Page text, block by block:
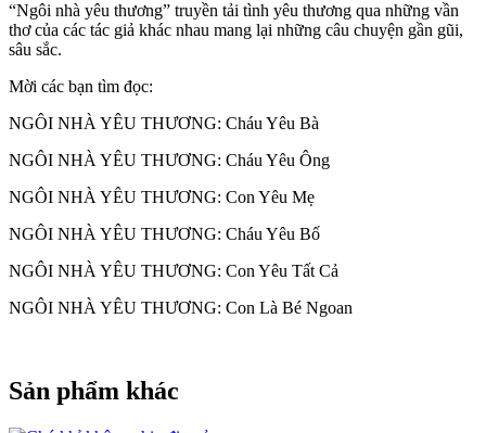
“Ngôi nhà yêu thương” truyền tải tình yêu thương qua những vần
thơ của các tác giả khác nhau mang lại những câu chuyện gần gũi,
sâu sắc.
Mời các bạn tìm đọc:
NGÔI NHÀ YÊU THƯƠNG: Cháu Yêu Bà
NGÔI NHÀ YÊU THƯƠNG: Cháu Yêu Ông
NGÔI NHÀ YÊU THƯƠNG: Con Yêu Mẹ
NGÔI NHÀ YÊU THƯƠNG: Cháu Yêu Bố
NGÔI NHÀ YÊU THƯƠNG: Con Yêu Tất Cả
NGÔI NHÀ YÊU THƯƠNG: Con Là Bé Ngoan
Sản phẩm khác